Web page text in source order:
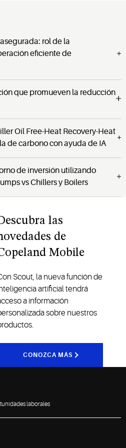
rol de la
eficiente de
que promueven la reducción
Oil Free-Heat Recovery-Heat
de carbono con ayuda de IA
de inversión utilizando
vs Chillers y Boilers
las
de
Mobile
Scout, la nueva función de
artificial tendrá
a información
sobre nuestros
CONOZCA MÁS
laborales